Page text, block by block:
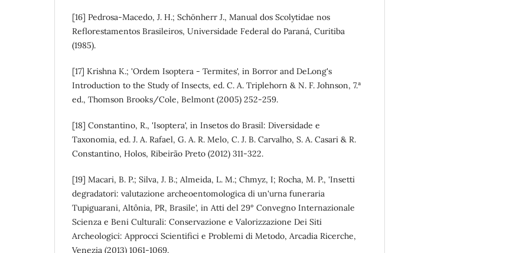
[16] Pedrosa-Macedo, J. H.; Schönherr J., Manual dos Scolytidae nos
Reflorestamentos Brasileiros, Universidade Federal do Paraná, Curitiba
(1985).
[17] Krishna K.; 'Ordem Isoptera - Termites', in Borror and DeLong's
Introduction to the Study of Insects, ed. C. A. Triplehorn & N. F. Johnson, 7.ª
ed., Thomson Brooks/Cole, Belmont (2005) 252-259.
[18] Constantino, R., 'Isoptera', in Insetos do Brasil: Diversidade e
Taxonomia, ed. J. A. Rafael, G. A. R. Melo, C. J. B. Carvalho, S. A. Casari & R.
Constantino, Holos, Ribeirão Preto (2012) 311-322.
[19] Macari, B. P.; Silva, J. B.; Almeida, L. M.; Chmyz, I; Rocha, M. P., 'Insetti
degradatori: valutazione archeoentomologica di un'urna funeraria
Tupiguarani, Altônia, PR, Brasile', in Atti del 29° Convegno Internazionale
Scienza e Beni Culturali: Conservazione e Valorizzazione Dei Siti
Archeologici: Approcci Scientifici e Problemi di Metodo, Arcadia Ricerche,
Venezia (2013) 1061-1069.